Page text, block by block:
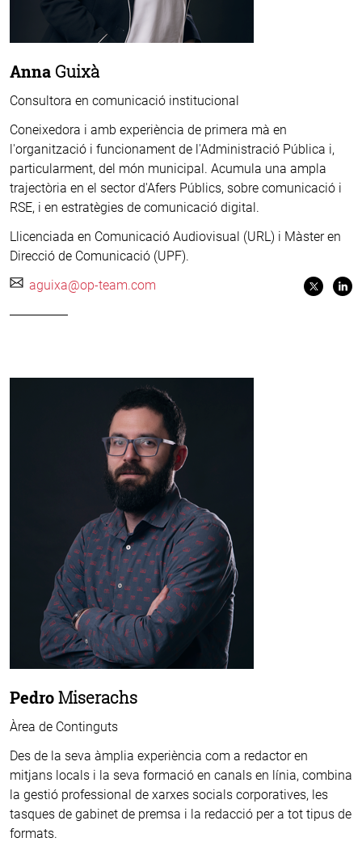
Anna Guixà
Consultora en comunicació institucional
Coneixedora i amb experiència de primera mà en
l'organització i funcionament de l'Administració Pública i,
particularment, del món municipal. Acumula una ampla
trajectòria en el sector d'Afers Públics, sobre comunicació i
RSE, i en estratègies de comunicació digital.
Llicenciada en Comunicació Audiovisual (URL) i Màster en
Direcció de Comunicació (UPF).
aguixa@op-team.com
PedroMiserachs
Àrea de Continguts
Des de la seva àmplia experiència com a redactor en
mitjans locals i la seva formació en canals en línia, combina
la gestió professional de xarxes socials corporatives, les
tasques de gabinet de premsa i la redacció per a tot tipus de
formats.